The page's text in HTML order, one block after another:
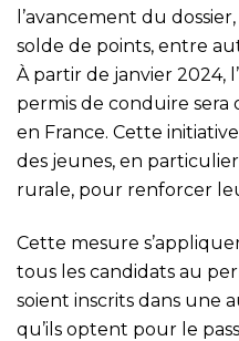
l’avancement du
solde de points, entre
À partir de janvier 2024,
permis de conduire sera
en France. Cette
des jeunes, en
rurale, pour renforcer
Cette mesure
tous les candidats au
soient inscrits dans une
qu’ils optent pour le